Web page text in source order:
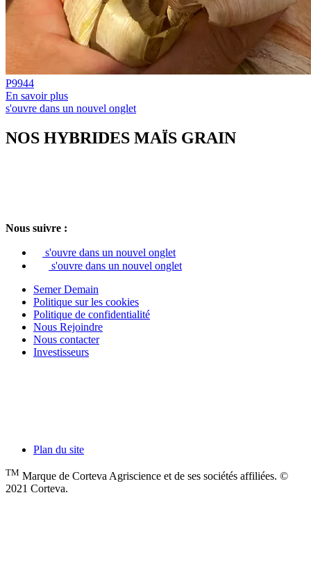
P9944
En savoir plus
s'ouvre dans un nouvel onglet
NOS HYBRIDES MAÏS GRAIN
Nous suivre :
s'ouvre dans un nouvel onglet
s'ouvre dans un nouvel onglet
Semer Demain
Politique sur les cookies
Politique de confidentialité
Nous Rejoindre
Nous contacter
Investisseurs
Plan du site
TM Marque de Corteva Agriscience et de ses sociétés affiliées. ©
2021 Corteva.